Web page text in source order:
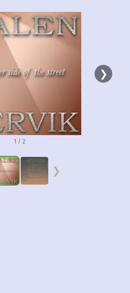
❯
1 / 2
❯